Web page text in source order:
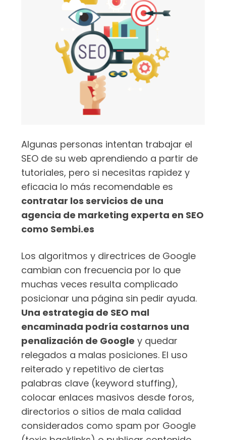
Algunas personas intentan trabajar el
SEO de su web aprendiendo a partir de
tutoriales, pero si necesitas rapidez y
eficacia lo más recomendable es
contratar los servicios de una
agencia de marketing experta en SEO
como Sembi.es
Los algoritmos y directrices de Google
cambian con frecuencia por lo que
muchas veces resulta complicado
posicionar una página sin pedir ayuda.
Una estrategia de SEO mal
encaminada podría costarnos una
penalización de Google y quedar
relegados a malas posiciones. El uso
reiterado y repetitivo de ciertas
palabras clave (keyword stuffing),
colocar enlaces masivos desde foros,
directorios o sitios de mala calidad
considerados como spam por Google